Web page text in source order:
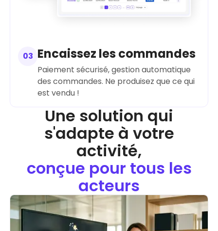
03 Encaissez les commandes
Paiement sécurisé, gestion automatique
des commandes. Ne produisez que ce qui
Une solution qui
s'adapte à votre
activité,
conçue pour tous les
acteurs